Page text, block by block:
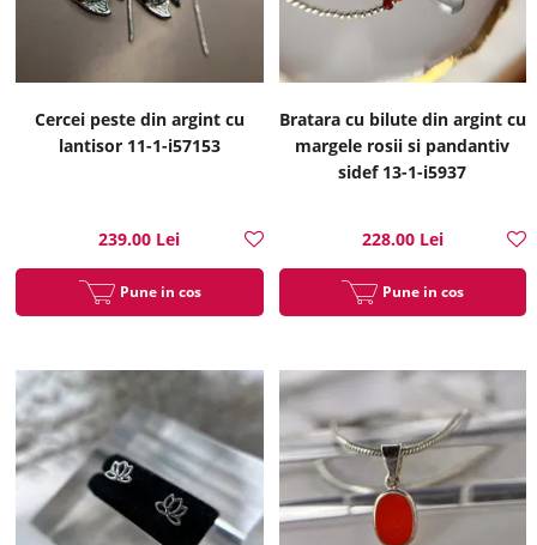
Cercei peste din argint cu
lantisor 11-1-i57153
239.00 Lei
Pune in cos
Bratara cu bilute din argint cu
margele rosii si pandantiv
sidef 13-1-i5937
228.00 Lei
Pune in cos